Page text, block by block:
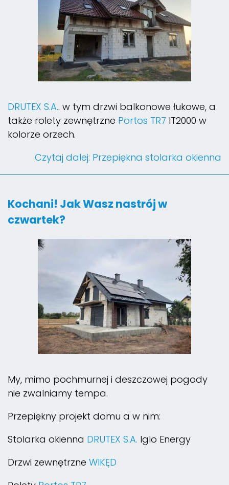
DRUTEX S.A.. w tym drzwi balkonowe łukowe, a
także rolety zewnętrzne Portos TR7 IT2000 w
kolorze orzech.
Czytaj dalej: Przepiękna stolarka okienna
Kochani! Jak Wasz nastrój w
czwartek?
My, mimo pochmurnej i deszczowej pogody
nie zwalniamy tempa.
Przepiękny projekt domu a w nim:
Stolarka okienna DRUTEX S.A. Iglo Energy
Drzwi zewnętrzne WIKĘD